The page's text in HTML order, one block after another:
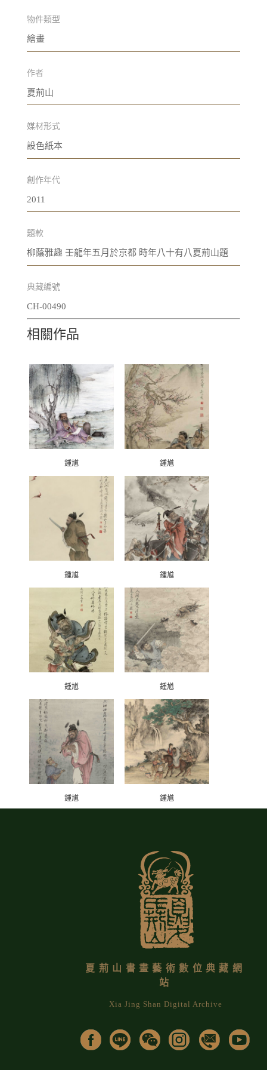
物件類型
繪畫
作者
夏荊山
媒材形式
設色紙本
創作年代
2011
題款
柳蔭雅趣 壬龍年五月於京都 時年八十有八夏荊山題
典藏編號
CH-00490
相關作品
鍾馗 鍾馗
鍾馗 鍾馗
鍾馗 鍾馗
鍾馗 鍾馗
夏荊山書畫藝術數位典藏網
站
Xia Jing Shan Digital Archive